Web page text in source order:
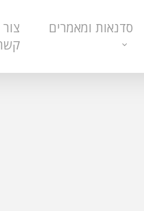
סדנאות ומאמרים
צור